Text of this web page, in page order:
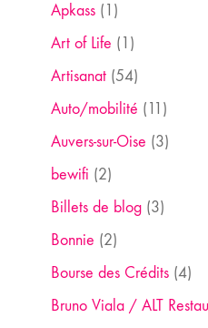
Apkass(1)
Art of Life (1)
Artisanat(54)
Auto/mobilité (11)
Auvers-sur-Oise (3)
bewifi (2)
Billets de blog(3)
Bonnie (2)
Bourse des Crédits(4)
Bruno Viala / ALT